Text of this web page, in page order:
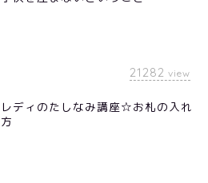
21282 view
レディのたしなみ講座☆お札の入れ
方